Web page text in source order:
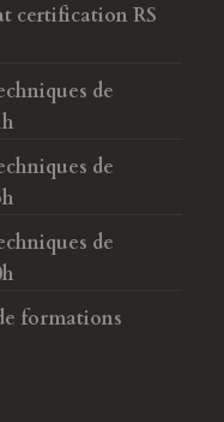
certification RS
de
de
de
formations